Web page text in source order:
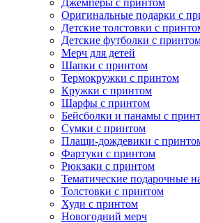
Джемперы с принтом
Оригинальные подарки с
Детские толстовки с
Детские футболки с
Мерч для детей
Шапки с принтом
Термокружки с принтом
Кружки с принтом
Шарфы с принтом
Бейсболки и панамы с
Сумки с принтом
Плащи-дождевики с
Фартуки с принтом
Рюкзаки с принтом
Тематические подарочные
Толстовки с принтом
Худи с принтом
Новогодний мерч